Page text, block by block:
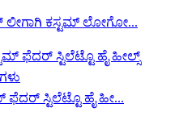
ಲೀಗಾಗಿ ಕಸ್ಟಮ್ ಲೋಗೋ...
ಸ್ಟಿಲೆಟ್ಟೊ ಹೈ ಹೀ...